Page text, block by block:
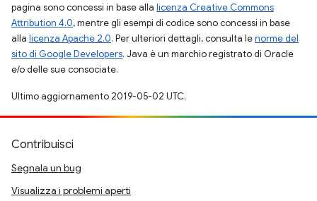
pagina sono concessi in base alla licenza Creative Commons
Attribution 4.0, mentre gli esempi di codice sono concessi in base
alla licenza Apache 2.0. Per ulteriori dettagli, consulta lenorme del
sito di Google Developers. Java è un marchio registrato di Oracle
e/o delle sue consociate.
Ultimo aggiornamento 2019-05-02 UTC.
Contribuisci
Segnala un bug
Visualizza i problemi aperti